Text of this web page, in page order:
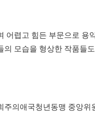
어렵고 힘든 부문으로 용
모습을 형상한 작품들
의애국청년동맹 중앙위